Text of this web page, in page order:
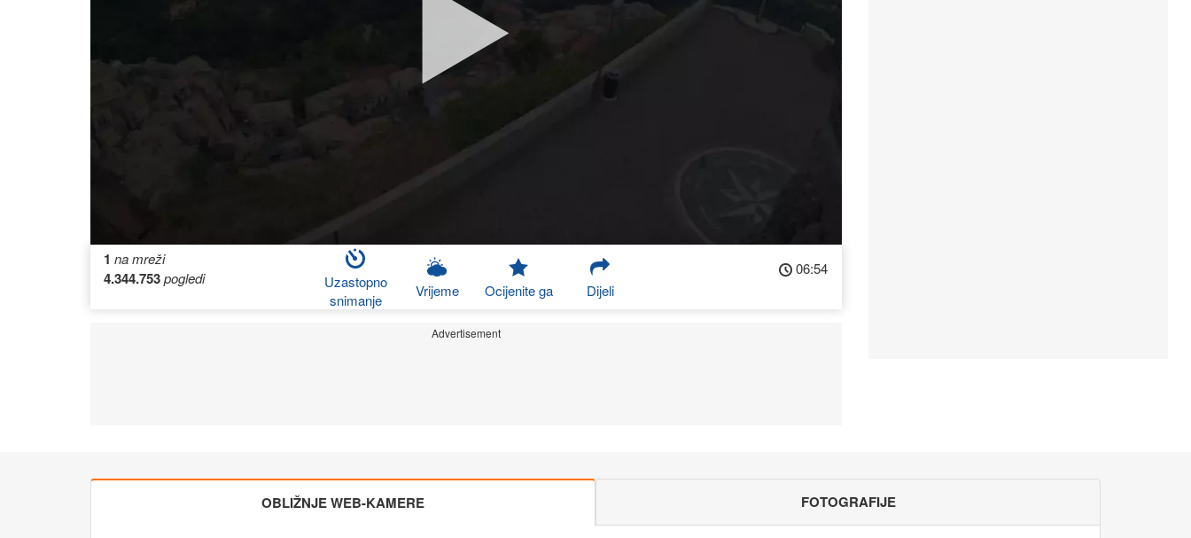
1 na mreži
4.344.753pogledi
Uzastopno
snimanje
Vrijeme Ocijenite ga Dijeli
06:54
Advertisement
OBLIŽNJE WEB-KAMERE FOTOGRAFIJE